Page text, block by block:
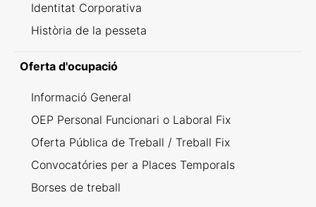
Identitat Corporativa
Història de la pesseta
Oferta d'ocupació
Informació General
OEP Personal Funcionari o Laboral Fix
Oferta Pública de Treball / Treball Fix
Convocatóries per a Places Temporals
Borses de treball